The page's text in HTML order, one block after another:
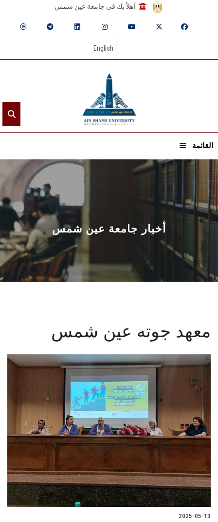
أهلاً بك في جامعة عين شمس
English
القائمة
الرئيسيـة
عن الجامعة
القطاعـات
الشئون الأكاديمية
البحث العلمي
المراكز والوحدات
الأنظمة الذكية
تواصل معنا
الطلاب
هيئة التدريس
الدراسات العليا
أخبار جامعة عين شمس
معهد جوته عين شمس
2025-05-13